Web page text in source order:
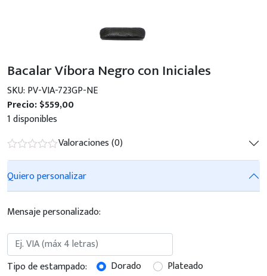
Bacalar Víbora Negro con Iniciales
SKU: PV-VIA-723GP-NE
Precio:$559,00
1 disponibles
Valoraciones (0)
Quiero personalizar
Mensaje personalizado:
Tipo de estampado: Dorado Plateado